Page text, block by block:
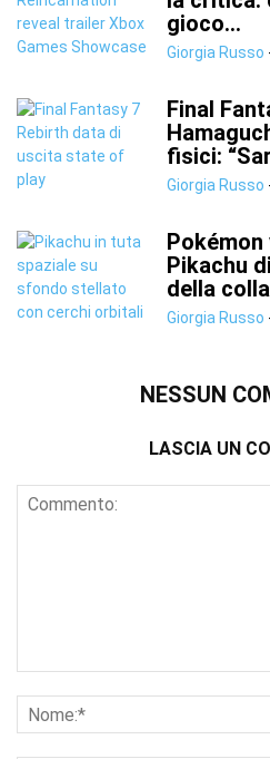
gioco...
Giorgia Russo
Final
fisici:
Giorgia Russo
Pokémon
Pikachu
della
Giorgia Russo
NESSUN
LASCIA UN